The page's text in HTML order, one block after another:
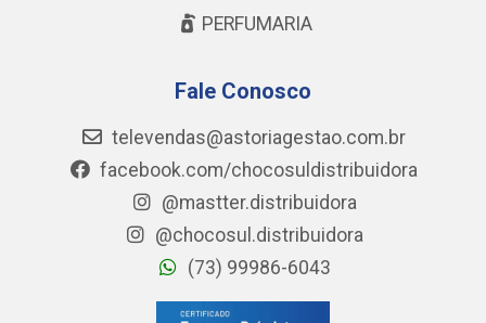
PERFUMARIA
Fale Conosco
televendas@astoriagestao.com.br
facebook.com/chocosuldistribuidora
@mastter.distribuidora
@chocosul.distribuidora
(73) 99986-6043